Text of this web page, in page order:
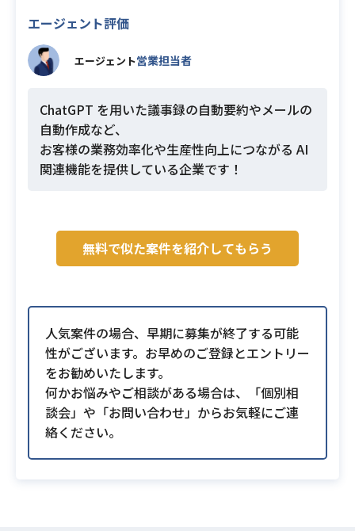
エージェント評価
エージェント営業担当者
ChatGPT を用いた議事録の自動要約やメールの
自動作成など、
お客様の業務効率化や生産性向上につながる AI
関連機能を提供している企業です！
無料で似た案件を紹介してもらう
人気案件の場合、早期に募集が終了する可能
性がございます。お早めのご登録とエントリー
をお勧めいたします。
何かお悩みやご相談がある場合は、「個別相
談会」や「お問い合わせ」からお気軽にご連
絡ください。